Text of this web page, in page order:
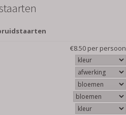
€8.50 per persoon